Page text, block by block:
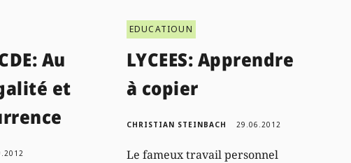
Au
et
EDUCATIOUN
LYCEES: Apprendre
à copier
CHRISTIAN STEINBACH 29.06.2012
Le fameux travail personnel